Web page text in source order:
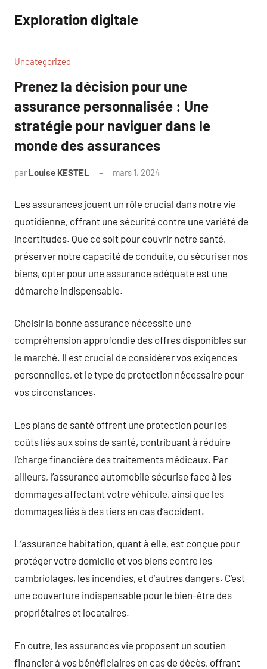
contenu
Exploration digitale
Uncategorized
Prenez la décision pour une
assurance personnalisée : Une
stratégie pour naviguer dans le
monde des assurances
par Louise KESTEL mars 1, 2024
Les assurances jouent un rôle crucial dans notre vie
quotidienne, offrant une sécurité contre une variété de
incertitudes. Que ce soit pour couvrir notre santé,
préserver notre capacité de conduite, ou sécuriser nos
biens, opter pour une assurance adéquate est une
démarche indispensable.
Choisir la bonne assurance nécessite une
compréhension approfondie des offres disponibles sur
le marché. Il est crucial de considérer vos exigences
personnelles, et le type de protection nécessaire pour
vos circonstances.
Les plans de santé offrent une protection pour les
coûts liés aux soins de santé, contribuant à réduire
l’charge financière des traitements médicaux. Par
ailleurs, l’assurance automobile sécurise face à les
dommages affectant votre véhicule, ainsi que les
dommages liés à des tiers en cas d’accident.
L’assurance habitation, quant à elle, est conçue pour
protéger votre domicile et vos biens contre les
cambriolages, les incendies, et d’autres dangers. C’est
une couverture indispensable pour le bien-être des
propriétaires et locataires.
En outre, les assurances vie proposent un soutien
financier à vos bénéficiaires en cas de décès, offrant